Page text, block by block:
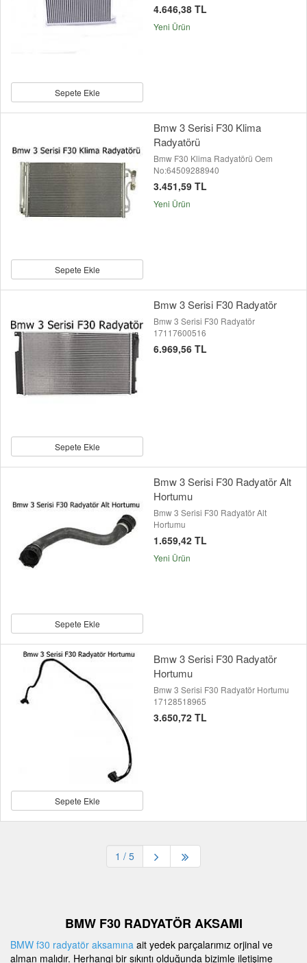
Sepete Ekle
4.646,38 TL
Yeni Ürün
Sepete Ekle
Bmw 3 Serisi F30 Klima
Radyatörü
Bmw F30 Klima Radyatörü Oem
No:64509288940
3.451,59 TL
Yeni Ürün
Sepete Ekle
Bmw 3 Serisi F30 Radyatör
Bmw 3 Serisi F30 Radyatör
17117600516
6.969,56 TL
Sepete Ekle
Bmw 3 Serisi F30 Radyatör Alt
Hortumu
Bmw 3 Serisi F30 Radyatör Alt
Hortumu
1.659,42 TL
Yeni Ürün
Sepete Ekle
Bmw 3 Serisi F30 Radyatör
Hortumu
Bmw 3 Serisi F30 Radyatör Hortumu
17128518965
3.650,72 TL
1 / 5
BMW F30 RADYATÖR AKSAMI
BMW f30 radyatör aksamına ait yedek parçalarımız orjinal ve
alman malıdır. Herhangi bir sıkıntı olduğunda bizimle iletişime